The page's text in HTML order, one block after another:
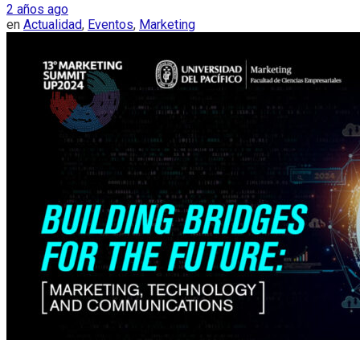
2 años ago
en Actualidad, Eventos, Marketing